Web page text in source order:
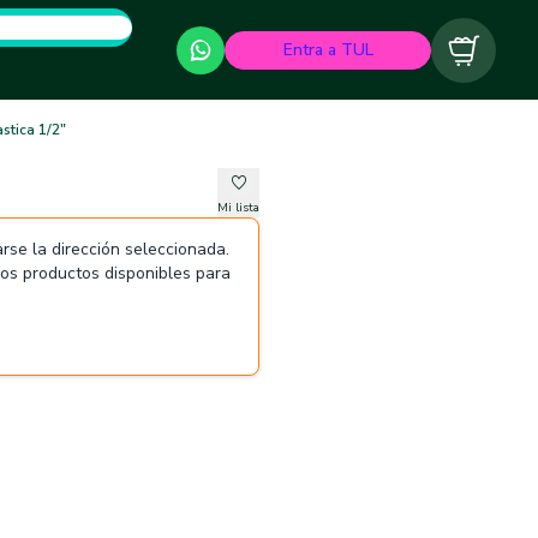
Entra a TUL Carrito
1/2"
Mi lista
la dirección seleccionada.
productos disponibles para